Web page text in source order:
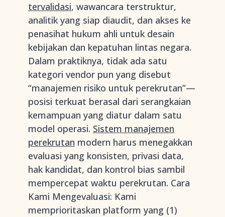
tervalidasi, wawancara terstruktur,
analitik yang siap diaudit, dan akses ke
penasihat hukum ahli untuk desain
kebijakan dan kepatuhan lintas negara.
Dalam praktiknya, tidak ada satu
kategori vendor pun yang disebut
“manajemen risiko untuk perekrutan”—
posisi terkuat berasal dari serangkaian
kemampuan yang diatur dalam satu
model operasi. Sistem manajemen
perekrutan modern harus menegakkan
evaluasi yang konsisten, privasi data,
hak kandidat, dan kontrol bias sambil
mempercepat waktu perekrutan. Cara
Kami Mengevaluasi: Kami
memprioritaskan platform yang (1)